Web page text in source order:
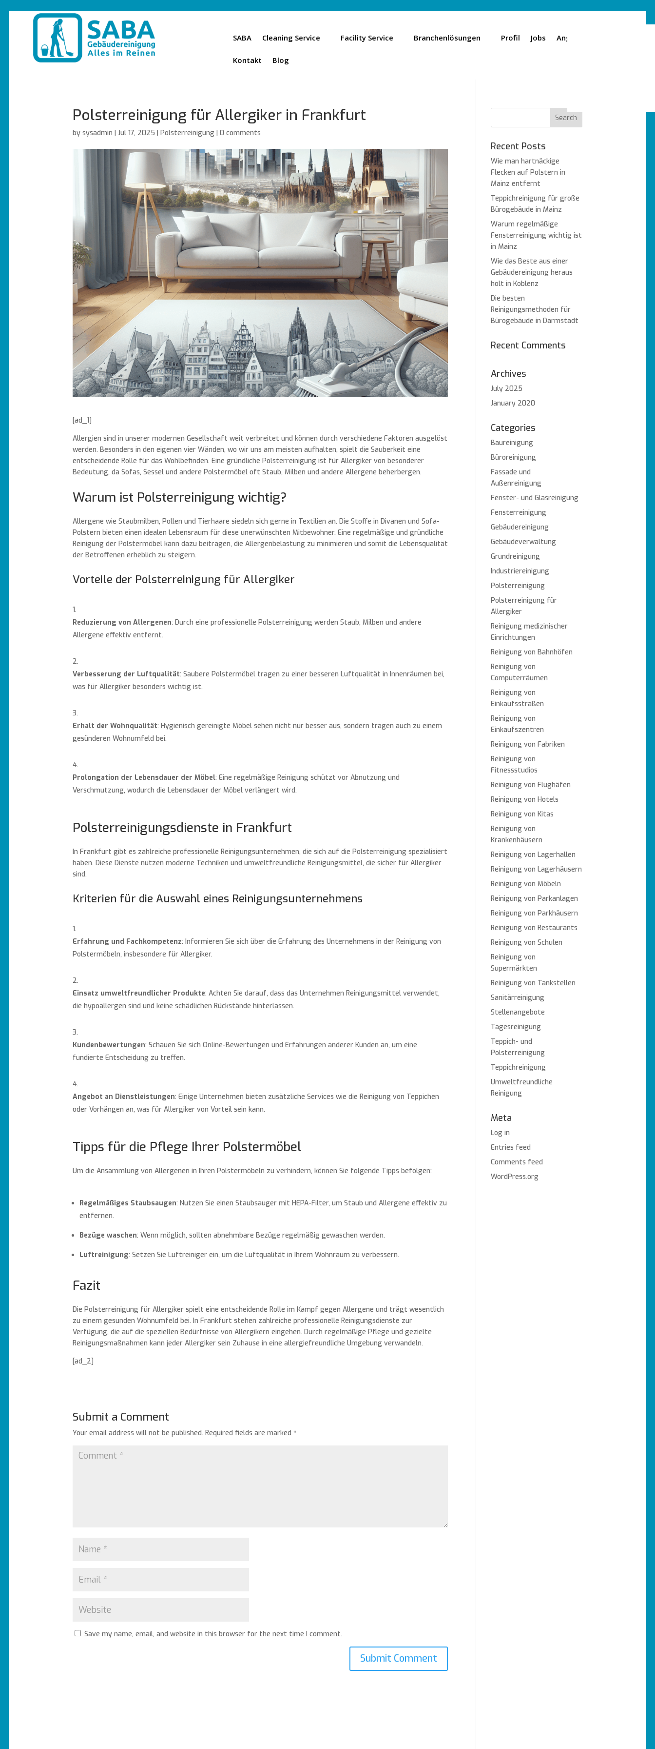
SABA Cleaning Service Facility Service Branchenlösungen Profil Jobs Angebot
Kontakt Blog
Polsterreinigung für Allergiker in Frankfurt
by sysadmin | Jul 17, 2025 | Polsterreinigung | 0 comments
[ad_1]
Allergien sind in unserer modernen Gesellschaft weit verbreitet und können durch verschiedene Faktoren ausgelöst
werden. Besonders in den eigenen vier Wänden, wo wir uns am meisten aufhalten, spielt die Sauberkeit eine
entscheidende Rolle für das Wohlbefinden. Eine gründliche Polsterreinigung ist für Allergiker von besonderer
Bedeutung, da Sofas, Sessel und andere Polstermöbel oft Staub, Milben und andere Allergene beherbergen.
Warum ist Polsterreinigung wichtig?
Allergene wie Staubmilben, Pollen und Tierhaare siedeln sich gerne in Textilien an. Die Stoffe in Divanen und Sofa-
Polstern bieten einen idealen Lebensraum für diese unerwünschten Mitbewohner. Eine regelmäßige und gründliche
Reinigung der Polstermöbel kann dazu beitragen, die Allergenbelastung zu minimieren und somit die Lebensqualität
der Betroffenen erheblich zu steigern.
Vorteile der Polsterreinigung für Allergiker
Reduzierung von Allergenen: Durch eine professionelle Polsterreinigung werden Staub, Milben und andere
Allergene effektiv entfernt.
Verbesserung der Luftqualität: Saubere Polstermöbel tragen zu einer besseren Luftqualität in Innenräumen bei,
was für Allergiker besonders wichtig ist.
Erhalt der Wohnqualität: Hygienisch gereinigte Möbel sehen nicht nur besser aus, sondern tragen auch zu einem
gesünderen Wohnumfeld bei.
Prolongation der Lebensdauer der Möbel: Eine regelmäßige Reinigung schützt vor Abnutzung und
Verschmutzung, wodurch die Lebensdauer der Möbel verlängert wird.
Polsterreinigungsdienste in Frankfurt
In Frankfurt gibt es zahlreiche professionelle Reinigungsunternehmen, die sich auf die Polsterreinigung spezialisiert
haben. Diese Dienste nutzen moderne Techniken und umweltfreundliche Reinigungsmittel, die sicher für Allergiker
sind.
Kriterien für die Auswahl eines Reinigungsunternehmens
Erfahrung und Fachkompetenz: Informieren Sie sich über die Erfahrung des Unternehmens in der Reinigung von
Polstermöbeln, insbesondere für Allergiker.
Einsatz umweltfreundlicher Produkte: Achten Sie darauf, dass das Unternehmen Reinigungsmittel verwendet,
die hypoallergen sind und keine schädlichen Rückstände hinterlassen.
Kundenbewertungen: Schauen Sie sich Online-Bewertungen und Erfahrungen anderer Kunden an, um eine
fundierte Entscheidung zu treffen.
Angebot an Dienstleistungen: Einige Unternehmen bieten zusätzliche Services wie die Reinigung von Teppichen
oder Vorhängen an, was für Allergiker von Vorteil sein kann.
Tipps für die Pflege Ihrer Polstermöbel
Um die Ansammlung von Allergenen in Ihren Polstermöbeln zu verhindern, können Sie folgende Tipps befolgen:
Regelmäßiges Staubsaugen: Nutzen Sie einen Staubsauger mit HEPA-Filter, um Staub und Allergene effektiv zu
entfernen.
Bezüge waschen: Wenn möglich, sollten abnehmbare Bezüge regelmäßig gewaschen werden.
Luftreinigung: Setzen Sie Luftreiniger ein, um die Luftqualität in Ihrem Wohnraum zu verbessern.
Fazit
Die Polsterreinigung für Allergiker spielt eine entscheidende Rolle im Kampf gegen Allergene und trägt wesentlich
zu einem gesunden Wohnumfeld bei. In Frankfurt stehen zahlreiche professionelle Reinigungsdienste zur
Verfügung, die auf die speziellen Bedürfnisse von Allergikern eingehen. Durch regelmäßige Pflege und gezielte
Reinigungsmaßnahmen kann jeder Allergiker sein Zuhause in eine allergiefreundliche Umgebung verwandeln.
[ad_2]
Submit a Comment
Your email address will not be published. Required fields are marked *
Save my name, email, and website in this browser for the next time I comment.
Recent Posts
Wie man hartnäckige
Flecken auf Polstern in
Mainz entfernt
Teppichreinigung für große
Bürogebäude in Mainz
Warum regelmäßige
Fensterreinigung wichtig ist
in Mainz
Wie das Beste aus einer
Gebäudereinigung heraus
holt in Koblenz
Die besten
Reinigungsmethoden für
Bürogebäude in Darmstadt
Recent Comments
Archives
July 2025
January 2020
Categories
Baureinigung
Büroreinigung
Fassade und
Außenreinigung
Fenster- und Glasreinigung
Fensterreinigung
Gebäudereinigung
Gebäudeverwaltung
Grundreinigung
Industriereinigung
Polsterreinigung
Polsterreinigung für
Allergiker
Reinigung medizinischer
Einrichtungen
Reinigung von Bahnhöfen
Reinigung von
Computerräumen
Reinigung von
Einkaufsstraßen
Reinigung von
Einkaufszentren
Reinigung von Fabriken
Reinigung von
Fitnessstudios
Reinigung von Flughäfen
Reinigung von Hotels
Reinigung von Kitas
Reinigung von
Krankenhäusern
Reinigung von Lagerhallen
Reinigung von Lagerhäusern
Reinigung von Möbeln
Reinigung von Parkanlagen
Reinigung von Parkhäusern
Reinigung von Restaurants
Reinigung von Schulen
Reinigung von
Supermärkten
Reinigung von Tankstellen
Sanitärreinigung
Stellenangebote
Tagesreinigung
Teppich- und
Polsterreinigung
Teppichreinigung
Umweltfreundliche
Reinigung
Meta
Log in
Entries feed
Comments feed
WordPress.org